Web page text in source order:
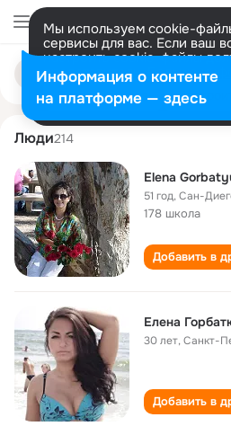
Мы используем cookie-
сервисы для вас. Если ваш
настроить cookie-файлы
представитель. Больше
Разрешить все
Поиск
людям
elena gorbatyuk
Люди214
Elena
51 год,Сан-
178 школа
Добавить в
Елена
30 лет,Санкт-
Добавить в
Информация о контенте
на платформе — здесь